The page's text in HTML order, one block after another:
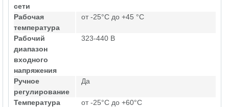
сети
Рабочая
температура
от -25°C до +45 °C
Рабочий
диапазон
входного
напряжения
323-440 В
Ручное
регулирование
Да
Температура
от -25°C до +60°C